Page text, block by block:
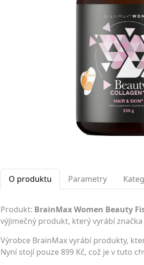
O produktu Parametry
Produkt: BrainMax Women Beauty
výjimečný produkt, který vyrábí
Výrobce BrainMax vyrábí produkty,
Nyní stojí pouze 899 Kč, což je v tuto